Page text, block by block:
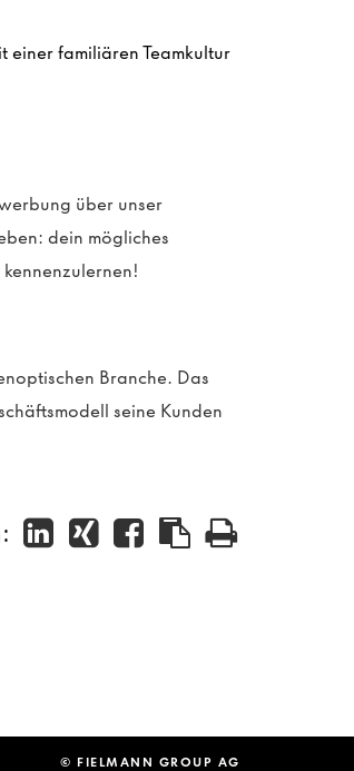
einer familiären Teamkultur
über unser
dein mögliches
Branche. Das
seine Kunden
© FIELMANN GROUP AG